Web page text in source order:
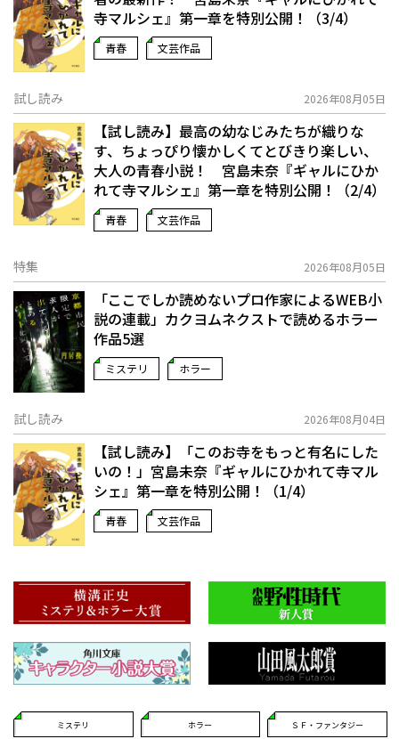
寺マルシェ』第一章を特別公開！（3/4）
青春 文芸作品
試し読み 2026年08月05日
【試し読み】最高の幼なじみたちが織りな
す、ちょっぴり懐かしくてとびきり楽しい、
大人の青春小説！ 宮島未奈『ギャルにひか
れて寺マルシェ』第一章を特別公開！（2/4）
青春 文芸作品
特集 2026年08月05日
「ここでしか読めないプロ作家によるWEB小
説の連載」――カクヨムネクストで読めるホラー
作品5選
ミステリ ホラー
試し読み 2026年08月04日
【試し読み】「このお寺をもっと有名にした
いの！」宮島未奈『ギャルにひかれて寺マル
シェ』第一章を特別公開！（1/4）
青春 文芸作品
ミステリ ホラー ＳＦ・ファンタジー